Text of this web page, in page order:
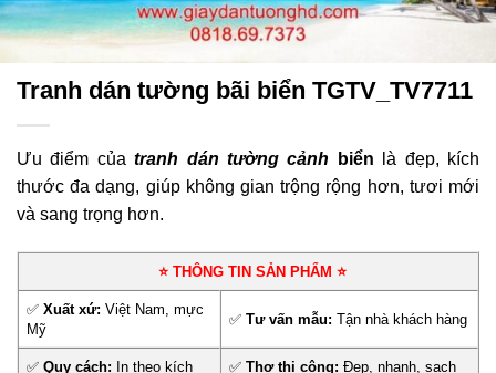
Tranh dán tường bãi biển TGTV_TV7711
Ưu điểm củatranh dán tường cảnh biển là đẹp, kích
thước đa dạng, giúp không gian trộng rộng hơn, tươi mới
và sang trọng hơn.
⭐ THÔNG TIN SẢN PHẨM ⭐
✅Xuất xứ: Việt Nam, mực
Mỹ
✅Tư vấn mẫu: Tận nhà khách hàng
✅Quy cách: In theo kích
✅Thợ thi công: Đẹp, nhanh, sạch